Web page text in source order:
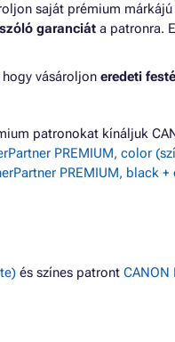
saját prémium márkájú
garanciát a patronra.
vásároljon eredeti
patronokat kínáljuk
PREMIUM, color
PREMIUM, black
és színes patront CANON